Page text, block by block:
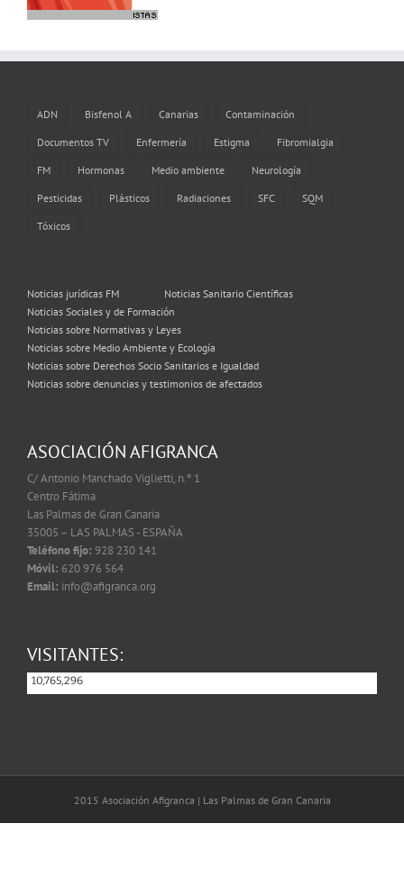
ADN Bisfenol A Canarias Contaminación
Documentos TV Enfermería Estigma Fibromialgia
FM Hormonas Medio ambiente Neurología
Pesticidas Plásticos Radiaciones SFC SQM
Tóxicos
Noticias jurídicas FM
Noticias Sanitario Científicas
Noticias Sociales y de Formación
Noticias sobre Normativas y Leyes
Noticias sobre Medio Ambiente y Ecología
Noticias sobre Derechos Socio Sanitarios e Igualdad
Noticias sobre denuncias y testimonios de afectados
ASOCIACIÓN AFIGRANCA
C/ Antonio Manchado Viglietti, n.º 1
Centro Fátima
Las Palmas de Gran Canaria
35005 – LAS PALMAS - ESPAÑA
Teléfono fijo: 928 230 141
Móvil: 620 976 564
Email: info@afigranca.org
VISITANTES:
10,765,296
10,765,296
2015 Asociación Afigranca | Las Palmas de Gran Canaria